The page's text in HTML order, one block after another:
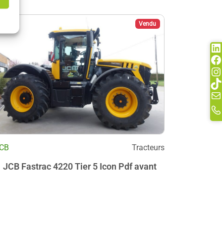
Vendu
Tracteurs
JCB Fastrac 4220 Tier 5 Icon Pdf avant